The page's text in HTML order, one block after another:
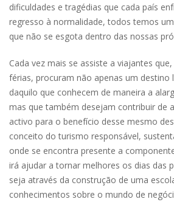
dificuldades e tragédias que cada país
regresso à normalidade, todos temos
que não se esgota dentro das nossas
Cada vez mais se assiste a viajantes
férias, procuram não apenas um destino
daquilo que conhecem de maneira a
mas que também desejam contribuir de
activo para o benefício desse mesmo
conceito do turismo responsável,
onde se encontra presente a
irá ajudar a tornar melhores os dias das
seja através da construção de uma
conhecimentos sobre o mundo de